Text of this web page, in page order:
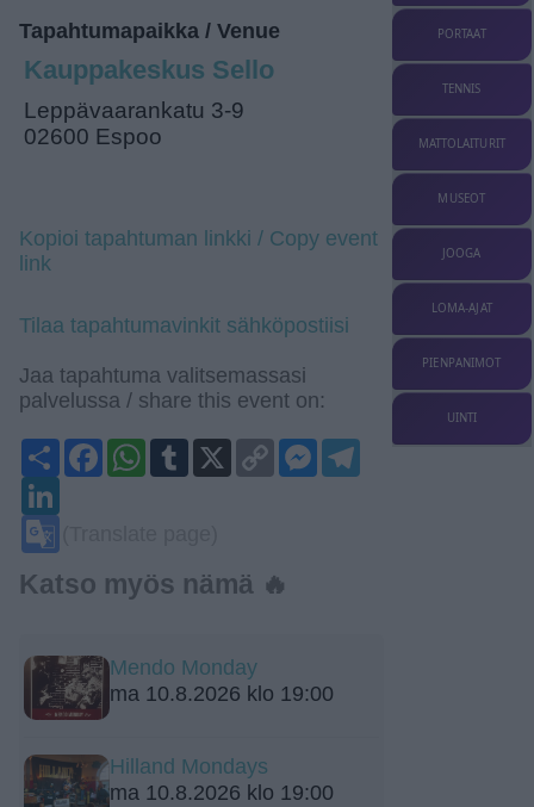
Tapahtumapaikka / Venue
Kauppakeskus Sello
Leppävaarankatu 3-9
02600 Espoo
Kopioi tapahtuman linkki / Copy event
link
Tilaa tapahtumavinkit sähköpostiisi
Jaa tapahtuma valitsemassasi
palvelussa / share this event on:
ShareFacebook
WhatsApp
Tumblr
Copy
Link
Messenger
Telegram
Katso myös nämä 🔥
Mendo Monday
ma 10.8.2026 klo 19:00
Hilland Mondays
ma 10.8.2026 klo 19:00
PORTAAT
TENNIS
MATTOLAITURIT
MUSEOT
JOOGA
LOMA-AJAT
PIENPANIMOT
UINTI